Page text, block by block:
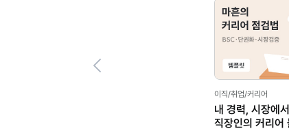
이직/취업/커리어
내 경력, 시장에
직장인의 커리어